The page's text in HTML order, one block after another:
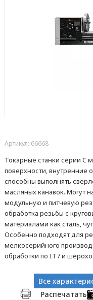
Артикул: 66668
Токарные станки серии C
поверхности, внутренние
способны выполнять
масляных канавок. Могут
модульную и питчевую
обработка резьбы с
материалами как сталь,
Особенно подходят для
мелкосерийного
обработки по IT7 и
Все
Распечатать